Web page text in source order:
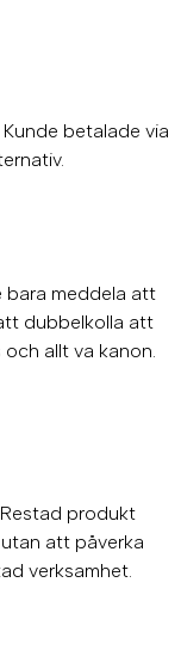
betalade via
bara meddela att
dubbelkolla att
allt va kanon.
produkt
att påverka
verksamhet.